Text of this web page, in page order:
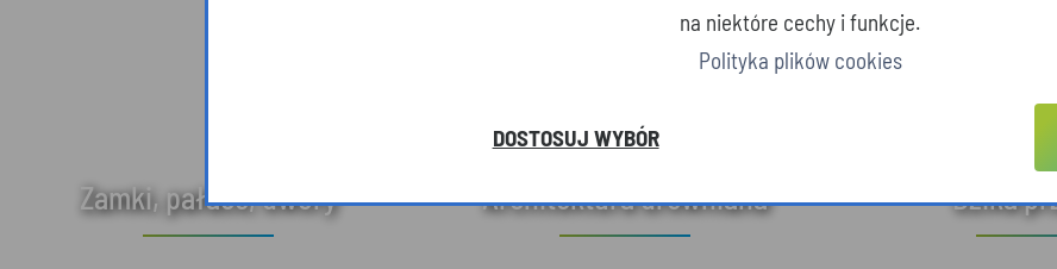
Zamki, pałace, dwory Architektura drewniana Dzika
na niektóre cechy i funkcje.
Polityka plików cookies
DOSTOSUJ WYBÓR